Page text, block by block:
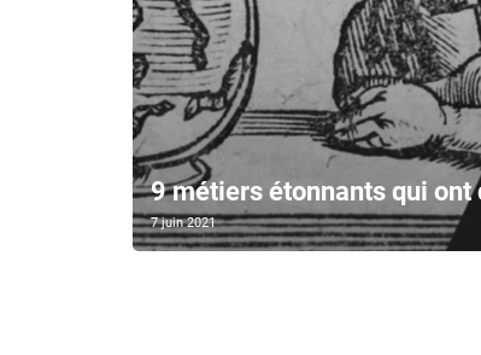
9 métiers étonnants qui ont
7 juin 2021